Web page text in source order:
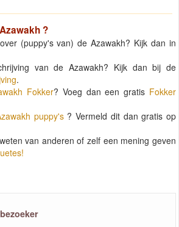
Azawakh ?
(puppy's van) de Azawakh? Kijk dan in
van de Azawakh? Kijk dan bij de
.
Fokker? Voeg dan een gratis Fokker
puppy's? Vermeld dit dan gratis op
van anderen of zelf een mening geven